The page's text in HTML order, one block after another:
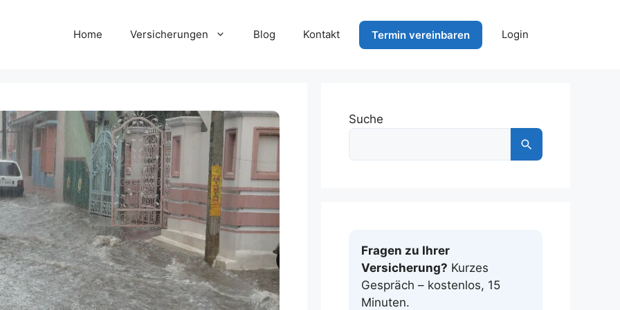
Home Versicherungen Blog Kontakt Termin vereinbaren Login
Suche
Fragen zu Ihrer
Versicherung? Kurzes
Gespräch – kostenlos, 15
Minuten.